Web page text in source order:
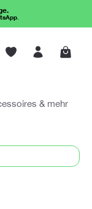
.
& mehr